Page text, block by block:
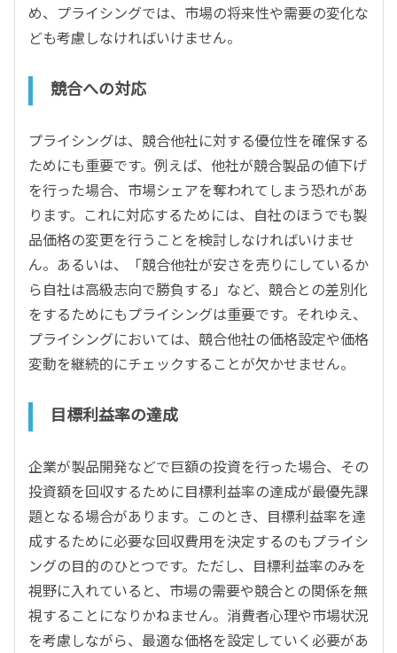
め、プライシングでは、市場の将来性や需要の変化な
ども考慮しなければいけません。
競合への対応
プライシングは、競合他社に対する優位性を確保する
ためにも重要です。例えば、他社が競合製品の値下げ
を行った場合、市場シェアを奪われてしまう恐れがあ
ります。これに対応するためには、自社のほうでも製
品価格の変更を行うことを検討しなければいけませ
ん。あるいは、「競合他社が安さを売りにしているか
ら自社は高級志向で勝負する」など、競合との差別化
をするためにもプライシングは重要です。それゆえ、
プライシングにおいては、競合他社の価格設定や価格
変動を継続的にチェックすることが欠かせません。
目標利益率の達成
企業が製品開発などで巨額の投資を行った場合、その
投資額を回収するために目標利益率の達成が最優先課
題となる場合があります。このとき、目標利益率を達
成するために必要な回収費用を決定するのもプライシ
ングの目的のひとつです。ただし、目標利益率のみを
視野に入れていると、市場の需要や競合との関係を無
視することになりかねません。消費者心理や市場状況
を考慮しながら、最適な価格を設定していく必要があ